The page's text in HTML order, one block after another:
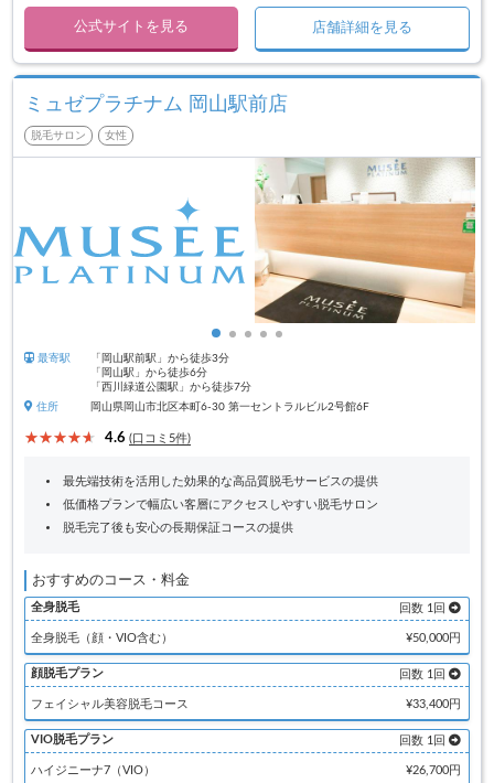
公式サイトを見る 店舗詳細を見る
ミュゼプラチナム 岡山駅前店
脱毛サロン 女性
最寄駅
「岡山駅前駅」から徒歩3分
「岡山駅」から徒歩6分
「西川緑道公園駅」から徒歩7分
住所
岡山県岡山市北区本町6-30 第一セントラルビル2号館6F
4.6 (口コミ5件)
最先端技術を活用した効果的な高品質脱毛サービスの提供
低価格プランで幅広い客層にアクセスしやすい脱毛サロン
脱毛完了後も安心の長期保証コースの提供
おすすめのコース・料金
全身脱毛 回数 1回
全身脱毛（顔・VIO含む） ¥50,000円
顔脱毛プラン 回数 1回
フェイシャル美容脱毛コース ¥33,400円
VIO脱毛プラン 回数 1回
ハイジニーナ7（VIO） ¥26,700円